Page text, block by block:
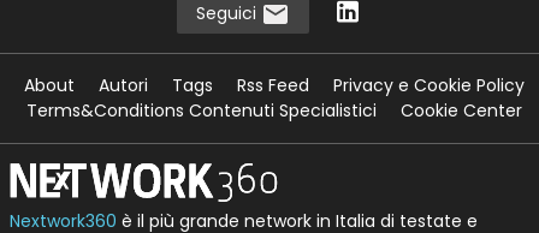
Seguici
About Autori Tags Rss Feed
Privacy e Cookie Policy
Terms&Conditions Contenuti Specialistici
Cookie Center
Nextwork360 è il più grande network in Italia di testate e